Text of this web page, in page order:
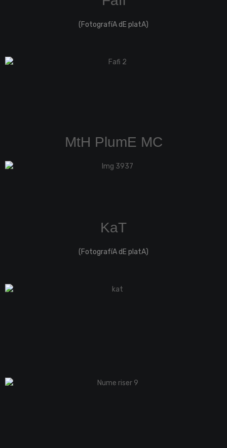
(FotografíA dE platA)
MtH PlumE MC
KaT
(FotografíA dE platA)